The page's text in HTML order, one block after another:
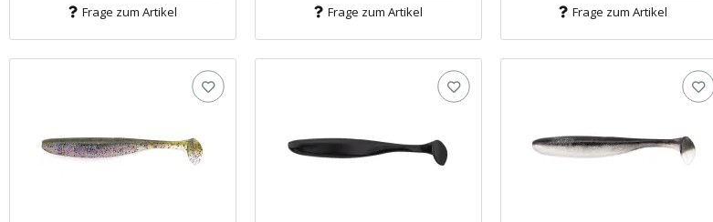
Frage zum Artikel Frage zum Artikel Frage zum Artikel
Jetzt 5 % sparen!
Melde dich hier zu unserem Newsletter an